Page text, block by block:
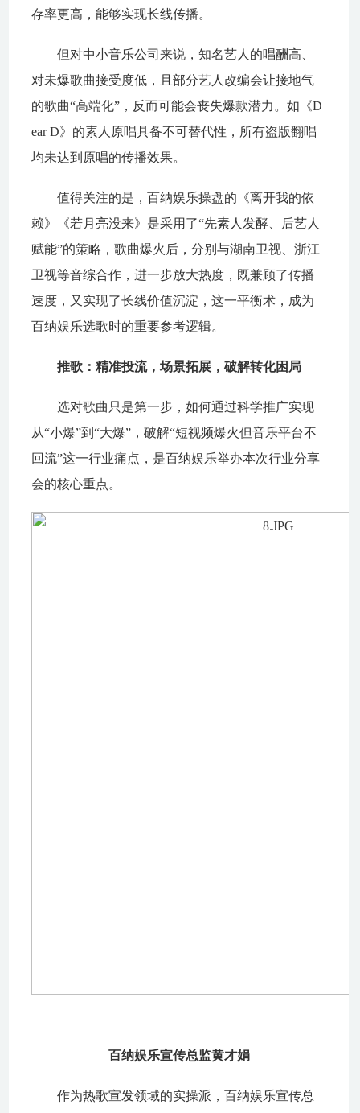
存率更高，能够实现长线传播。
但对中小音乐公司来说，知名艺人的唱酬高、
对未爆歌曲接受度低，且部分艺人改编会让接地气
的歌曲“高端化”，反而可能会丧失爆款潜力。如《D
ear D》的素人原唱具备不可替代性，所有盗版翻唱
均未达到原唱的传播效果。
值得关注的是，百纳娱乐操盘的《离开我的依
赖》《若月亮没来》是采用了“先素人发酵、后艺人
赋能”的策略，歌曲爆火后，分别与湖南卫视、浙江
卫视等音综合作，进一步放大热度，既兼顾了传播
速度，又实现了长线价值沉淀，这一平衡术，成为
百纳娱乐选歌时的重要参考逻辑。
推歌：精准投流，场景拓展，破解转化困局
选对歌曲只是第一步，如何通过科学推广实现
从“小爆”到“大爆”，破解“短视频爆火但音乐平台不
回流”这一行业痛点，是百纳娱乐举办本次行业分享
会的核心重点。
百纳娱乐宣传总监黄才娟
作为热歌宣发领域的实操派，百纳娱乐宣传总